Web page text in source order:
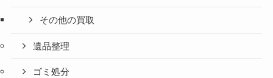
その他の買取
遺品整理
ゴミ処分